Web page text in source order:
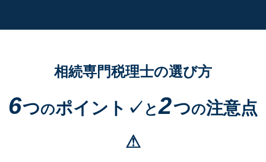
相続専門税理士の選び方
6つのポイント✓ と2つの注意点
⚠